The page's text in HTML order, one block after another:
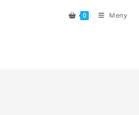
0 Meny